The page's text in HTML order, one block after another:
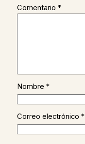
Comentario *
Nombre *
Correo electrónico *